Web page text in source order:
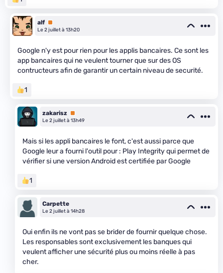
alf Premium
Le 2 juillet à 13h20
Google n'y est pour rien pour les applis bancaires. Ce sont les
app bancaires qui ne veulent tourner que sur des OS
contructeurs afin de garantir un certain niveau de securité.
1
zakarisz Premium
Le 2 juillet à 13h49
Mais si les appli bancaires le font, c'est aussi parce que
Google leur a fourni l'outil pour : Play Integrity qui permet de
vérifier si une version Android est certifiée par Google
1
Carpette
Le 2 juillet à 14h28
Oui enfin ils ne vont pas se brider de fournir quelque chose.
Les responsables sont exclusivement les banques qui
veulent afficher une sécurité plus ou moins réelle à pas
cher.